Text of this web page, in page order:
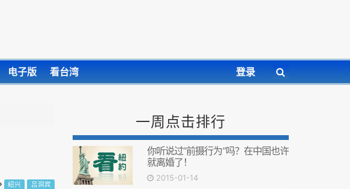
电子版 看台湾 登录
绍兴 吕洞宾
一周点击排行
你听说过“前摄行为”吗？在中国也许
就离婚了！
2015-01-14